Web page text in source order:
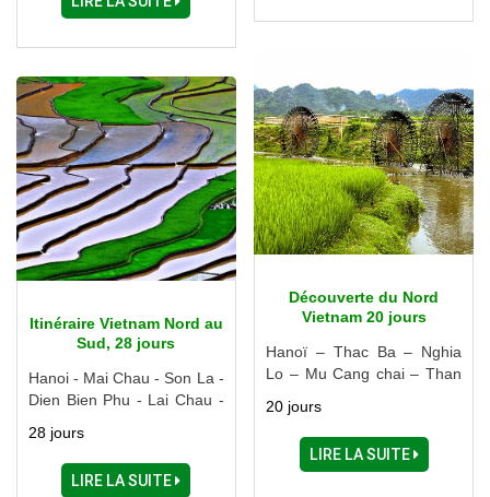
Découverte du Nord
Vietnam 20 jours
Hanoï – Thac Ba – Nghia
Lo – Mu Cang chai – Than
Cao Bang – Lang Son –
Halong – Hai Phong – Nam
Dinh – Ninh Binh
20 jours
LIRE LA SUITE
Itinéraire Vietnam Nord au
Sud, 28 jours
Hanoi - Mai Chau - Son La -
Dien Bien Phu - Lai Chau -
Cao Bang - Lang Son -
Halong - Hue - Hoi An -
Danang - Buon Me Thuot -
28 jours
LIRE LA SUITE